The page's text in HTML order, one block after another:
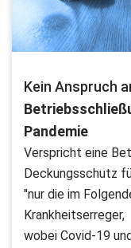
Kein Anspruch
Pandemie
Verspricht eine
Deckungsschutz
"nur die im
Krankheitserreger,
wobei Covid-19